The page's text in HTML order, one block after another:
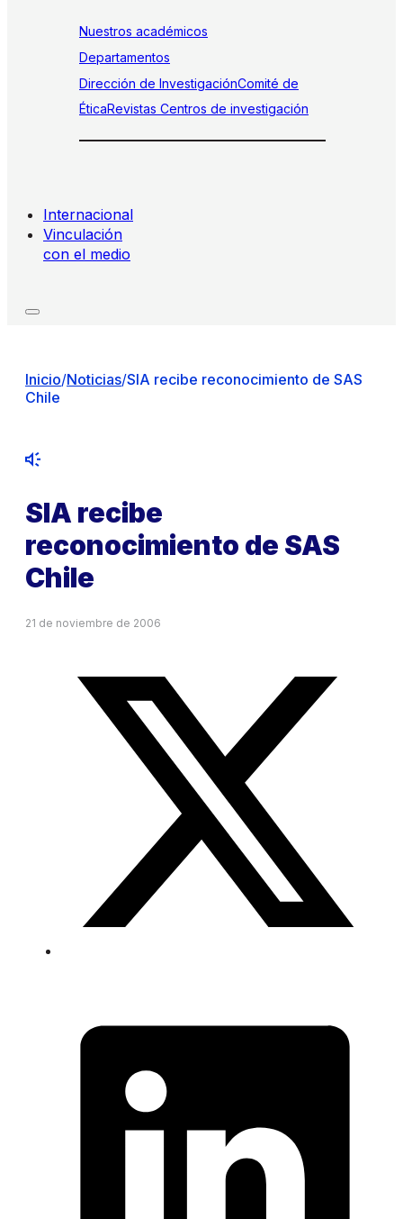
Nuestros académicos
Departamentos
Dirección de InvestigaciónComité de
ÉticaRevistas Centros de investigación
Internacional
Vinculación
con el medio
Inicio/Noticias/SIA recibe reconocimiento de SAS
Chile
SIA recibe
reconocimiento de SAS
Chile
21 de noviembre de 2006